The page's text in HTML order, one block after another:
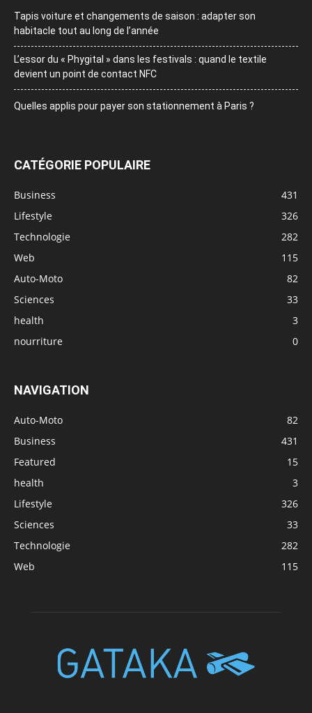
Tapis voiture et changements de saison : adapter son
habitacle tout au long de l’année
L’essor du « Phygital » dans les festivals : quand le textile
devient un point de contact NFC
Quelles applis pour payer son stationnement à Paris ?
CATÉGORIE POPULAIRE
Business
431
Lifestyle
326
Technologie
282
Web
115
Auto-Moto
82
Sciences
33
health
3
nourriture
0
NAVIGATION
Auto-Moto
82
Business
431
Featured
15
health
3
Lifestyle
326
Sciences
33
Technologie
282
Web
115